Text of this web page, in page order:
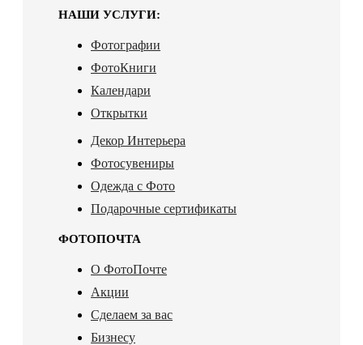
НАШИ УСЛУГИ:
Фотографии
ФотоКниги
Календари
Открытки
Декор Интерьера
Фотосувениры
Одежда с Фото
Подарочные сертификаты
ФОТОПОЧТА
О ФотоПочте
Акции
Сделаем за вас
Бизнесу